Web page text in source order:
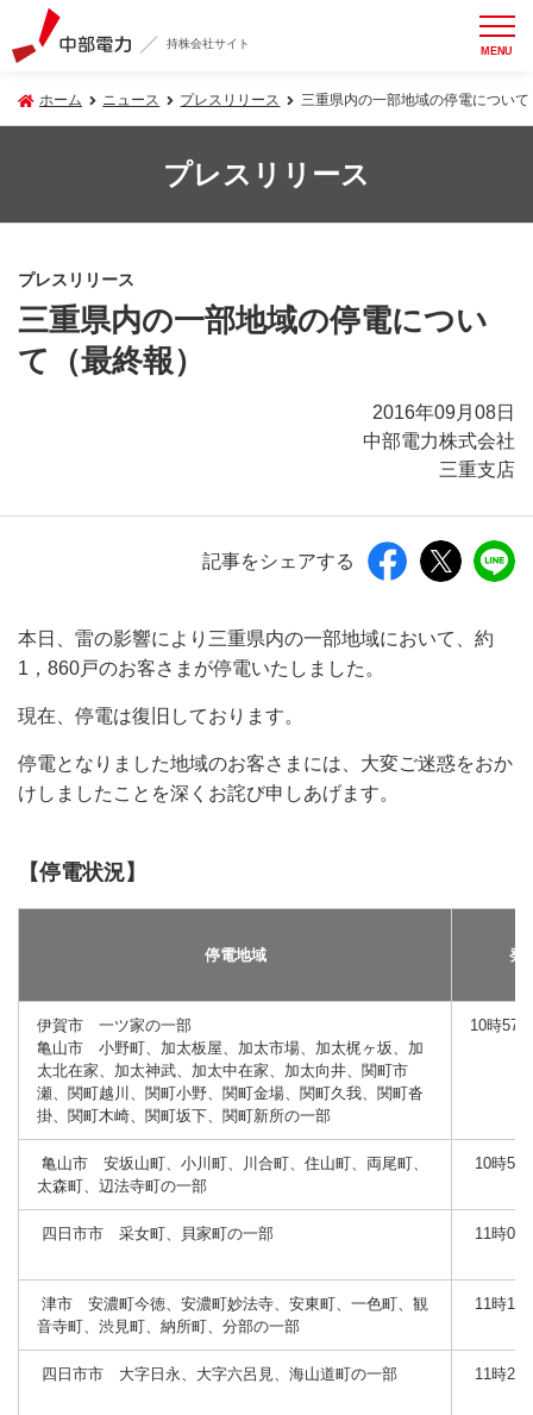
持株会社サイト MENU
ホーム ニュース プレスリリース 三重県内の一部地域の停電につい
プレスリリース
プレスリリース
三重県内の一部地域の停電につい
て（最終報）
2016年09月08日
中部電力株式会社
三重支店
記事をシェアする
本日、雷の影響により三重県内の一部地域において、約
1，860戸のお客さまが停電いたしました。
現在、停電は復旧しております。
停電となりました地域のお客さまには、大変ご迷惑をおか
けしましたことを深くお詫び申しあげます。
【停電状況】
停電地域 発
伊賀市 一ツ家の一部
亀山市 小野町、加太板屋、加太市場、加太梶ヶ坂、加
太北在家、加太神武、加太中在家、加太向井、関町市
瀬、関町越川、関町小野、関町金場、関町久我、関町沓
掛、関町木崎、関町坂下、関町新所の一部
10時57分
亀山市 安坂山町、小川町、川合町、住山町、両尾町、
太森町、辺法寺町の一部
10時59
四日市市 采女町、貝家町の一部 11時08
津市 安濃町今徳、安濃町妙法寺、安東町、一色町、観
音寺町、渋見町、納所町、分部の一部
11時17
四日市市 大字日永、大字六呂見、海山道町の一部 11時21